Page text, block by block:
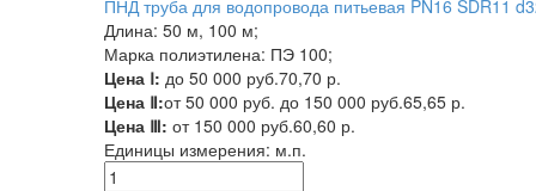
ПНД труба для водопровода питьевая PN16 SDR11
Длина: 50 м, 100 м;
Марка полиэтилена: ПЭ 100;
Цена Ⅰ: до 50 000 руб.70,70 р.
Цена Ⅱ:от 50 000 руб. до 150 000 руб.65,65 р.
Цена Ⅲ: от 150 000 руб.60,60 р.
Единицы измерения: м.п.